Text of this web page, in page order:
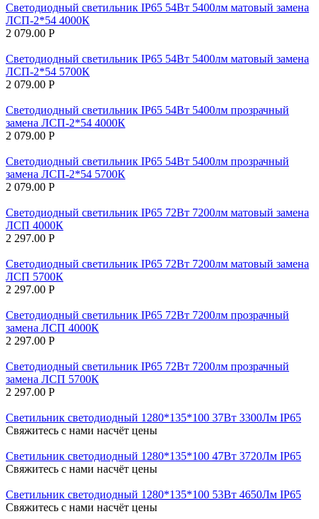
Светодиодный светильник IP65 54Вт 5400лм матовый замена
ЛСП-2*54 4000К
2 079.00 Р
Светодиодный светильник IP65 54Вт 5400лм матовый замена
ЛСП-2*54 5700К
2 079.00 Р
Светодиодный светильник IP65 54Вт 5400лм прозрачный
замена ЛСП-2*54 4000К
2 079.00 Р
Светодиодный светильник IP65 54Вт 5400лм прозрачный
замена ЛСП-2*54 5700К
2 079.00 Р
Светодиодный светильник IP65 72Вт 7200лм матовый замена
ЛСП 4000К
2 297.00 Р
Светодиодный светильник IP65 72Вт 7200лм матовый замена
ЛСП 5700К
2 297.00 Р
Светодиодный светильник IP65 72Вт 7200лм прозрачный
замена ЛСП 4000К
2 297.00 Р
Светодиодный светильник IP65 72Вт 7200лм прозрачный
замена ЛСП 5700К
2 297.00 Р
Светильник светодиодный 1280*135*100 37Вт 3300Лм IP65
Свяжитесь с нами насчёт цены
Светильник светодиодный 1280*135*100 47Вт 3720Лм IP65
Свяжитесь с нами насчёт цены
Светильник светодиодный 1280*135*100 53Вт 4650Лм IP65
Свяжитесь с нами насчёт цены